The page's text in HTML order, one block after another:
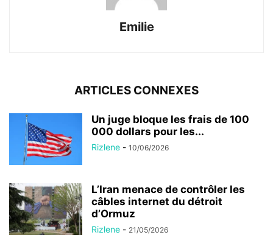
Emilie
ARTICLES CONNEXES
Un juge bloque les frais de 100
000 dollars pour les...
Rizlene - 10/06/2026
L’Iran menace de contrôler les
câbles internet du détroit
d’Ormuz
Rizlene - 21/05/2026